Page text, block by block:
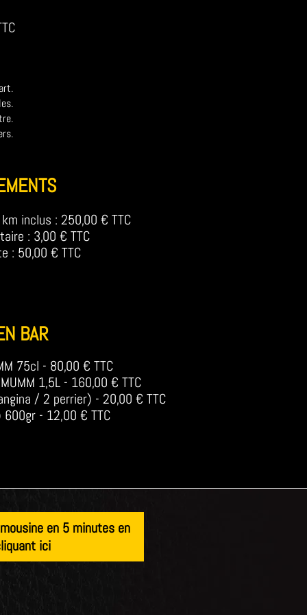
inclus : 250,00 € TTC
: 3,00 € TTC
: 50,00 € TTC
BAR
75cl - 80,00 € TTC
1,5L - 160,00 € TTC
/ 2 perrier) - 20,00 € TTC
- 12,00 € TTC
en 5 minutes en
ici